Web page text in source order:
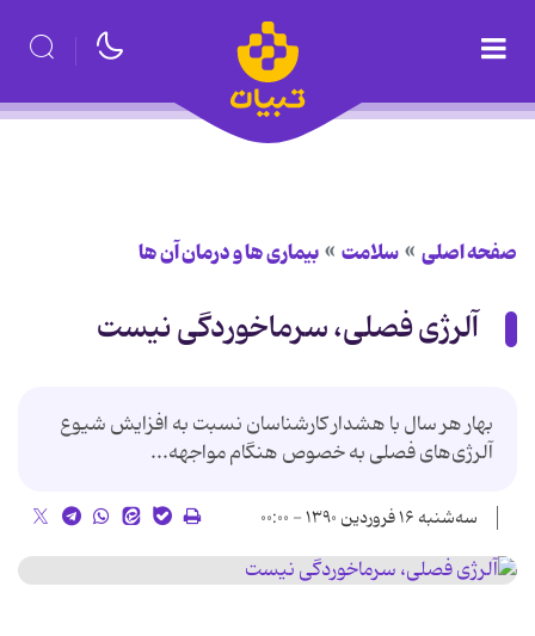
صفحه اصلی سلامت بیماری ها و درمان آن ها
آلرژی فصلی، سرماخوردگی نیست
بهار هر سال با هشدار کارشناسان نسبت به افزایش شیوع
آلرژی‌های فصلی به‌ خصوص هنگام مواجهه...
سه‌شنبه ۱۶ فروردین ۱۳۹۰ - ۰۰:۰۰